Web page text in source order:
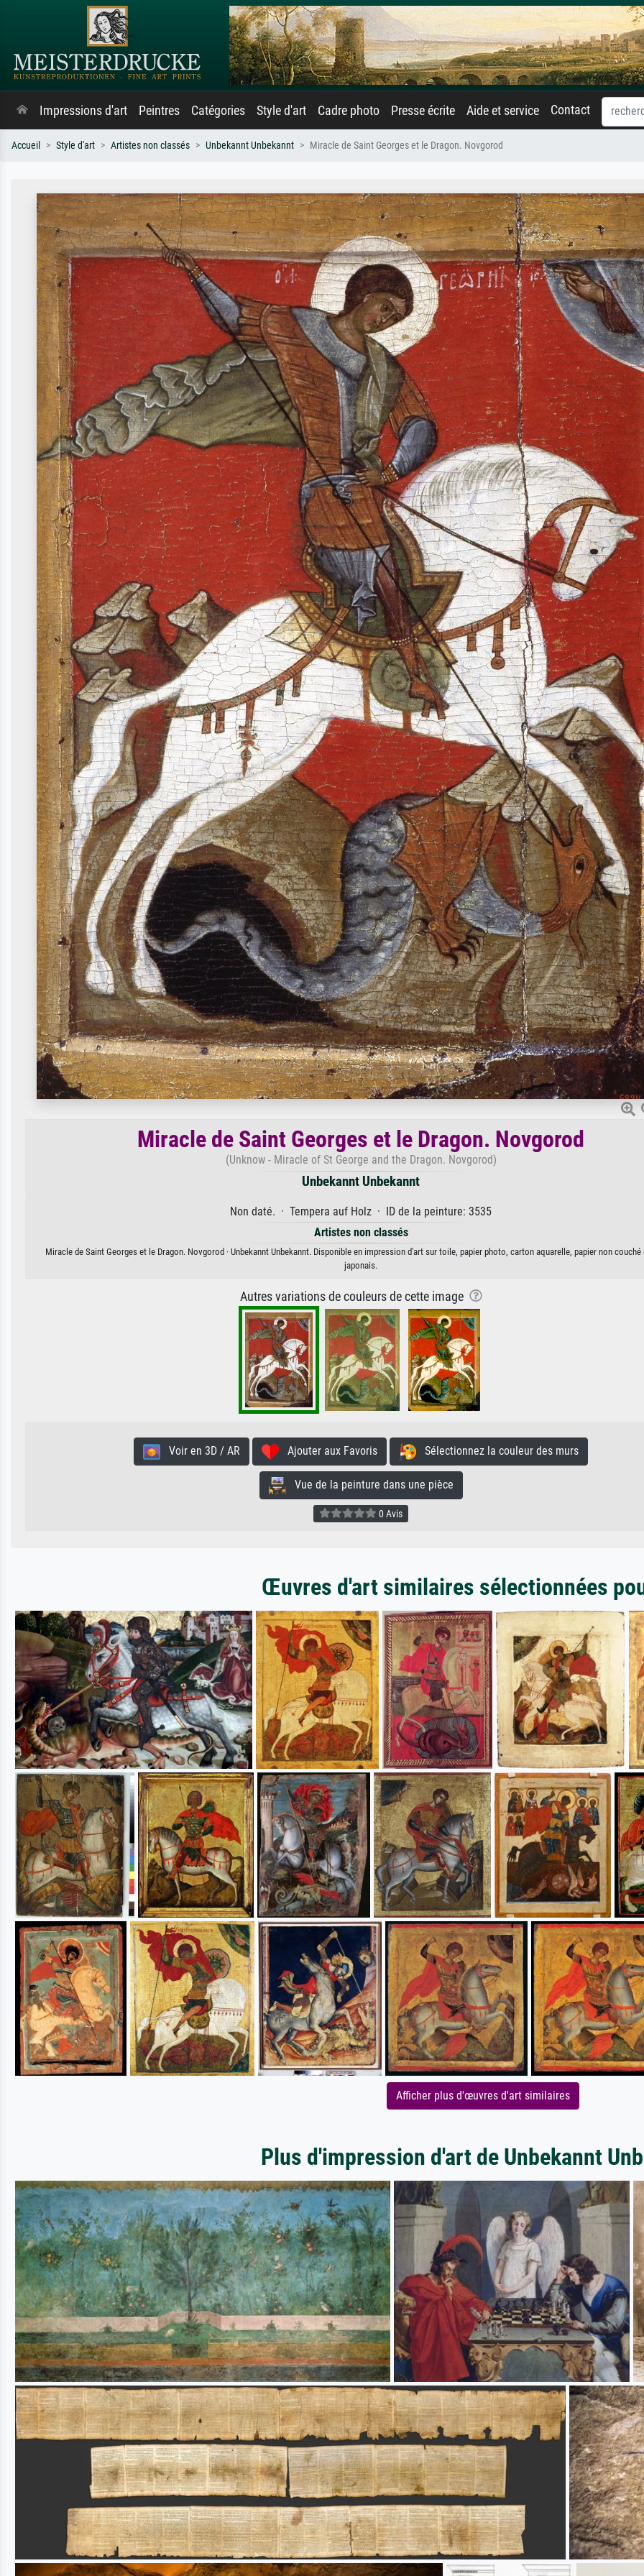
Impressions d'art Peintres Catégories Style d'art Cadre photo Presse écrite Aide et service Contact
Accueil Style d'art Artistes non classés Unbekannt Unbekannt Miracle de Saint Georges et le Dragon. Novgorod
Miracle de Saint Georges et le Dragon. Novgorod
(Unknow - Miracle of St George and the Dragon. Novgorod)
Unbekannt Unbekannt
Non daté. · Tempera auf Holz · ID de la peinture: 3535
Artistes non classés
Miracle de Saint Georges et le Dragon. Novgorod · Unbekannt Unbekannt. Disponible en impression d'art sur toile, papier photo, carton aquarelle, papier non couché
japonais.
Autres variations de couleurs de cette image
Voir en 3D / AR Ajouter aux Favoris Sélectionnez la couleur des murs
Vue de la peinture dans une pièce
0 Avis
Œuvres d'art similaires sélectionnées
Afficher plus d'œuvres d'art similaires
Plus d'impression d'art de Unbekannt